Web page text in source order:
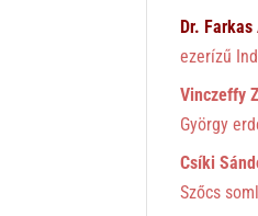
Dr. Farkas
ezerízű
Vinczeffy
György
Csíki
Szőcs